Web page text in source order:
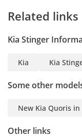
حال ثبوت العكس
كانت محفوظة داخل
وقت الامطار، والمنطقة
الاخيرة
جميع التشييكات تمت في
Related links
Kia Stinger
Kia Kia
Some other
New Kia Quoris in
Other links